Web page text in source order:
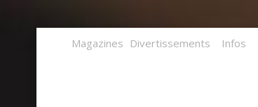
Magazines Divertissements Infos